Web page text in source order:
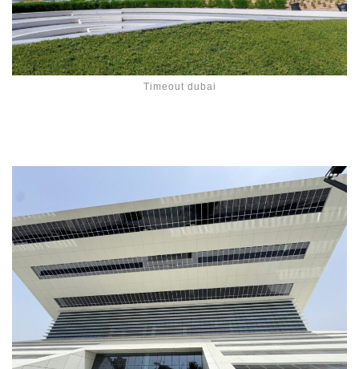
Timeout dubai